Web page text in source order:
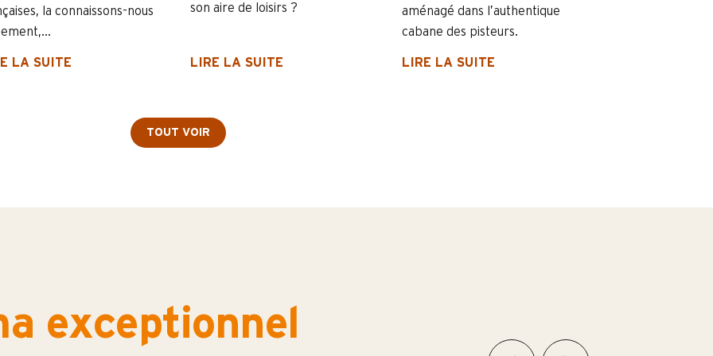
la connaissons-nous
LA SUITE
son aire de loisirs ?
LIRE LA SUITE
aménagé dans l’authentique
cabane des pisteurs.
LIRE LA SUITE
TOUT VOIR
exceptionnel